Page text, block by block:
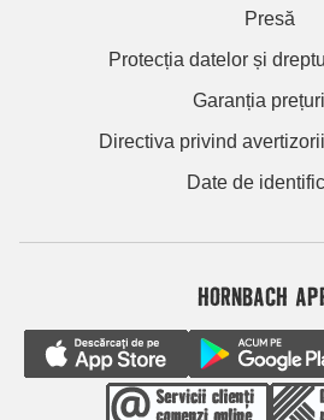
Presă
Protecția datelor și
Garanția
Directiva privind
Date de
HORNBACH